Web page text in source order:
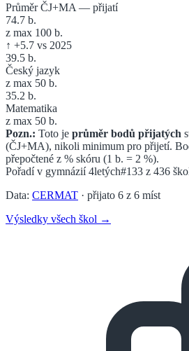
Průměr ČJ+MA — přijatí
74.7 b.
z max 100 b.
↑ +5.7 vs 2025
39.5 b.
Český jazyk
z max 50 b.
35.2 b.
Matematika
z max 50 b.
Pozn.: Toto je průměr bodů přijatých
(ČJ+MA), nikoli minimum pro přijetí.
přepočtené z % skóru (1 b. = 2 %).
Pořadí v gymnázií 4letých#133 z 436
Data: CERMAT · přijato 6 z 6 míst
Výsledky všech škol →